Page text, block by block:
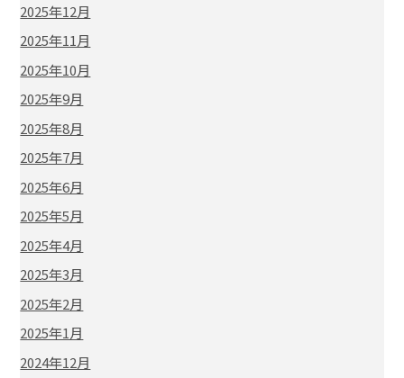
2025年12月
2025年11月
2025年10月
2025年9月
2025年8月
2025年7月
2025年6月
2025年5月
2025年4月
2025年3月
2025年2月
2025年1月
2024年12月